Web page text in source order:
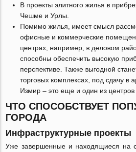
В проекты элитного жилья в
Чешме и Урлы.
Помимо жилья, имеет смысл
офисные и коммерческие
центрах, например, в деловом
способны обеспечить высокую
перспективе. Также выгодной
торговых комплексах, под сдачу в
Измир – это еще и один из центров
ЧТО СПОСОБСТВУЕТ
ГОРОДА
Инфраструктурные проекты
Уже завершенные и находящиеся на